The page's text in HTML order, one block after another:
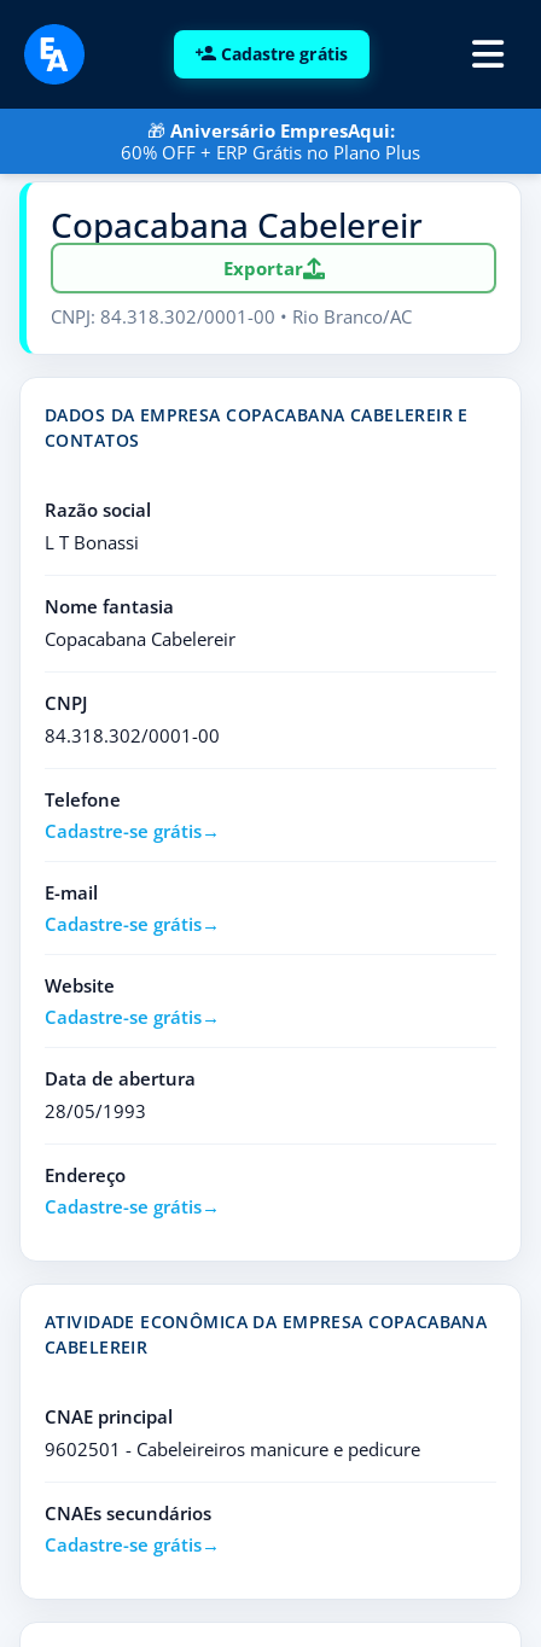
Cadastre grátis
🎁 Aniversário EmpresAqui:
60% OFF + ERP Grátis no Plano Plus
Copacabana Cabelereir
Exportar
CNPJ: 84.318.302/0001-00 • Rio Branco/AC
DADOS DA EMPRESA COPACABANA CABELEREIR E
CONTATOS
Razão social
L T Bonassi
Nome fantasia
Copacabana Cabelereir
CNPJ
84.318.302/0001-00
Telefone
Cadastre-se grátis
E-mail
Cadastre-se grátis
Website
Cadastre-se grátis
Data de abertura
28/05/1993
Endereço
Cadastre-se grátis
ATIVIDADE ECONÔMICA DA EMPRESA COPACABANA
CABELEREIR
CNAE principal
9602501 - Cabeleireiros manicure e pedicure
CNAEs secundários
Cadastre-se grátis